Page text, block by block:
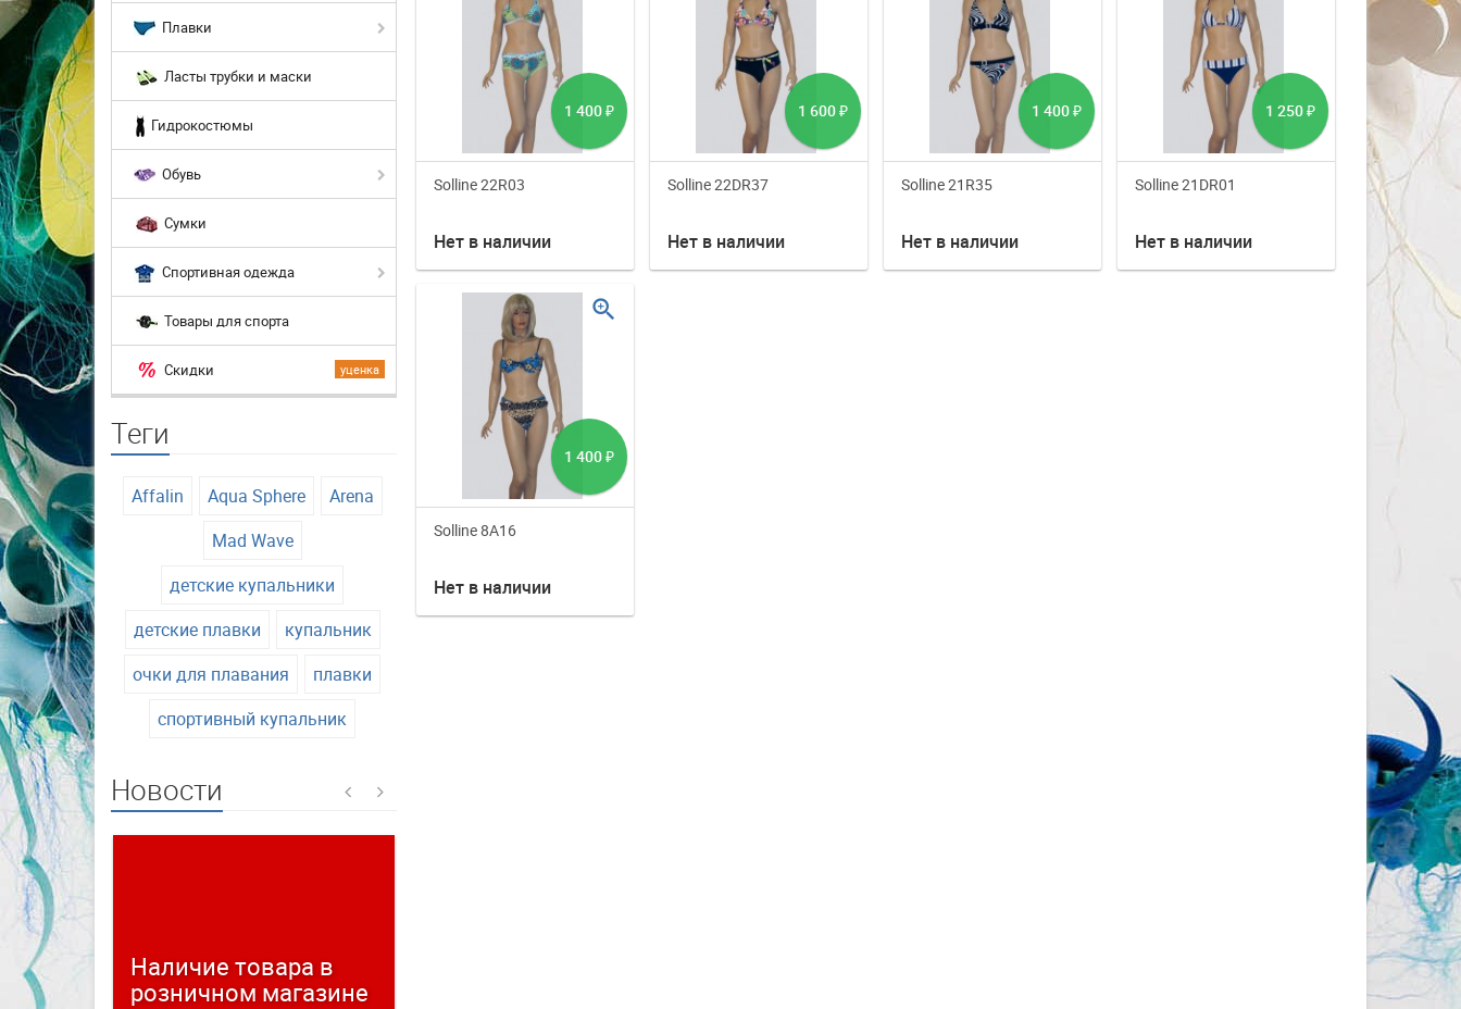
Плавки
Ласты трубки и маски
Гидрокостюмы
Обувь
Сумки
Спортивная одежда
Товары для спорта
уценка
Скидки
Теги
Affalin Aqua Sphere
Arena
Mad Wave
детские купальники
детские плавки
купальник
очки для плавания
плавки
спортивный купальник
Новости
Наличие товара в
розничном магазине
1 400 ₽
Solline 22R03
Нет в наличии
1 600 ₽
Solline 22DR37
Нет в наличии
1 400 ₽
Solline 21R35
Нет в наличии
1 250 ₽
Solline 21DR01
Нет в наличии
1 400 ₽
Solline 8A16
Нет в наличии
zoom_in